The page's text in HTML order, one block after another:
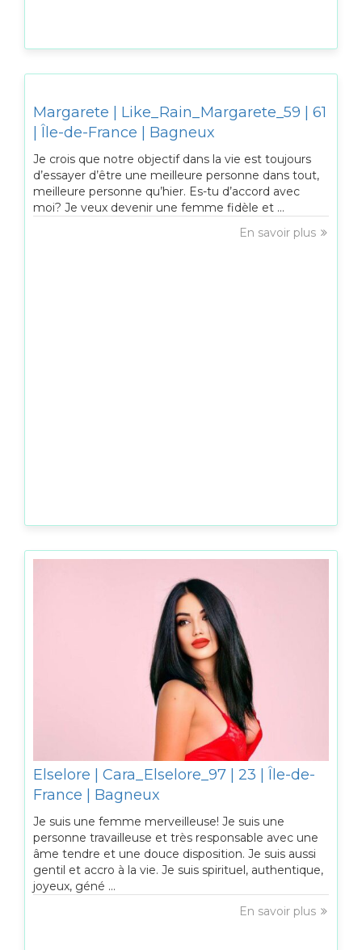
Margarete | Like_Rain_Margarete_59 | 61
| Île-de-France | Bagneux
Je crois que notre objectif dans la vie est toujours
d’essayer d’être une meilleure personne dans tout,
meilleure personne qu’hier. Es-tu d’accord avec
moi? Je veux devenir une femme fidèle et ...
En savoir plus
Elselore | Cara_Elselore_97 | 23 | Île-de-
France | Bagneux
Je suis une femme merveilleuse! Je suis une
personne travailleuse et très responsable avec une
âme tendre et une douce disposition. Je suis aussi
gentil et accro à la vie. Je suis spirituel, authentique,
joyeux, géné ...
En savoir plus